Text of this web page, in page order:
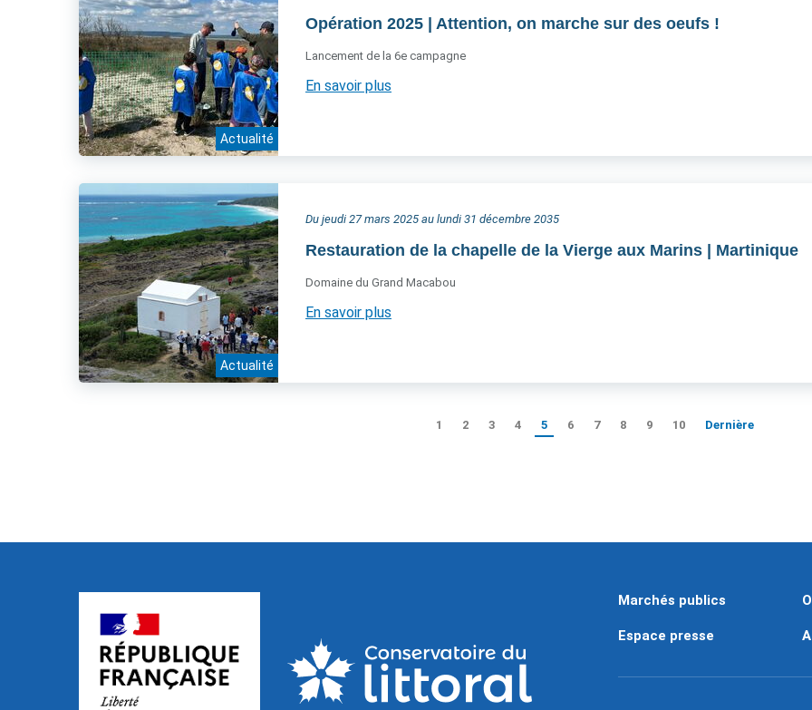
Actualité
Opération 2025 | Attention, on marche sur des oeufs !
Lancement de la 6e campagne
En savoir plus
Actualité
Du jeudi 27 mars 2025 au lundi 31 décembre 2035
Restauration de la chapelle de la Vierge aux Marins | Martinique
Domaine du Grand Macabou
En savoir plus
1 2 3 4 5 6 7 8 9 10 Dernière
Marchés publics
Espace presse